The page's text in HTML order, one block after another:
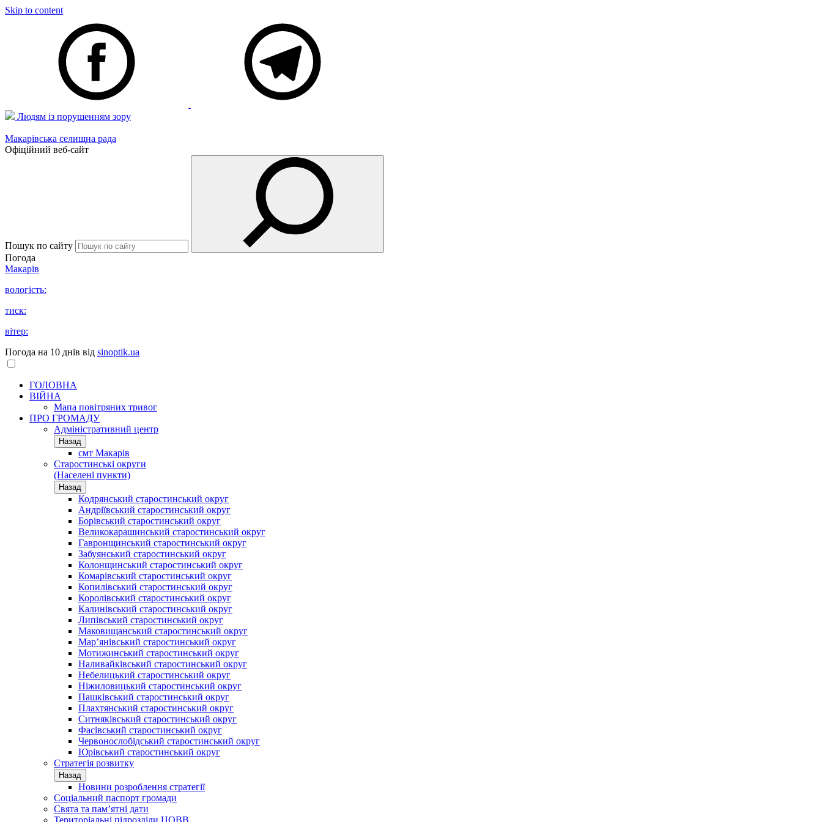
Skip to content
Людям із порушенням зору
Макарівська селищна рада
Офіційний веб-сайт
Пошук по сайту
Погода
Макарів
вологість:
тиск:
вітер:
Погода на 10 днів від sinoptik.ua
ГОЛОВНА
ВІЙНА
Мапа повітряних тривог
ПРО ГРОМАДУ
Aдміністративний центр
Назад
смт Макарів
Старостинські округи
(Населені пункти)
Назад
Кодрянський старостинський округ
Андріївський старостинський округ
Борівський старостинський округ
Великокарашинський старостинський округ
Гавронщинський старостинський округ
Забуянський старостинський округ
Колонщинський старостинський округ
Комарівський старостинський округ
Копилівський старостинський округ
Королівський старостинський округ
Калинівський старостинський округ
Липівський старостинський округ
Маковищанський старостинський округ
Мар’янівський старостинський округ
Мотижинський старостинський округ
Наливайківський старостинський округ
Небелицький старостинський округ
Ніжиловицький старостинський округ
Пашківський старостинський округ
Плахтянський старостинський округ
Ситняківський старостинський округ
Фасівський старостинський округ
Червонослобідський старостинський округ
Юрівський старостинський округ
Стратегія розвитку
Назад
Новини розроблення стратегії
Соціальний паспорт громади
Свята та пам’ятні дати
Територіальні підрозділи ЦОВВ